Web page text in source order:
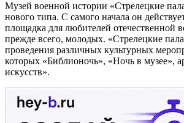
Музей военной истории «Стрелецкие
нового типа. С самого начала он
площадка для любителей отечественной
прежде всего, молодых. «Стрелецкие
проведения различных культурных
которых «Библионочь», «Ночь в музее»,
искусств».